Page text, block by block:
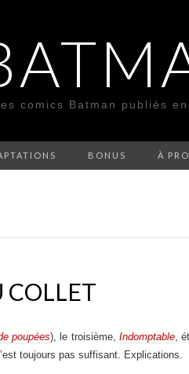
comics Batman publiés en
BONUS À
poupées), le troisième, Indomptable,
toujours pas suffisant. Explications.